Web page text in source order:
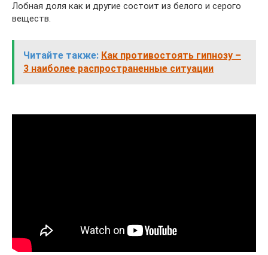
Лобная доля как и другие состоит из белого и серого
веществ.
Читайте также: Как противостоять гипнозу –
3 наиболее распространенные ситуации